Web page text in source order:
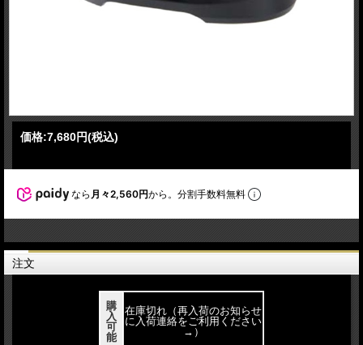
価格:7,680円(税込)
なら 月々2,560円から。分割手数料無料
注文
購
入
可
能
在庫切れ（再入荷のお知らせ
に入荷連絡をご利用ください
→）